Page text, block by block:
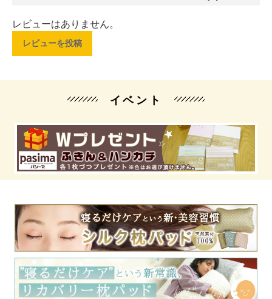
レビューはありません。
レビューを投稿
イベント